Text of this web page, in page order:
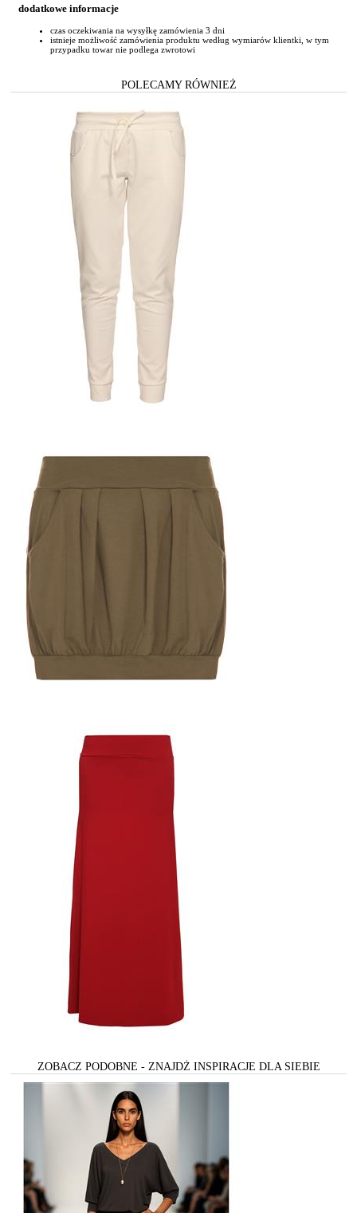
dodatkowe informacje
czas oczekiwania na wysyłkę zamówienia 3 dni
istnieje możliwość zamówienia produktu według wymiarów klientki, w tym
przypadku towar nie podlega zwrotowi
POLECAMY RÓWNIEŻ
ZOBACZ PODOBNE - ZNAJDŻ INSPIRACJE DLA SIEBIE